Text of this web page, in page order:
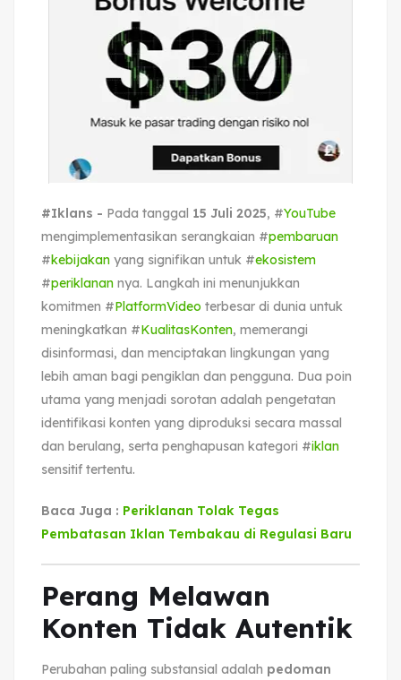
#Iklans - Pada tanggal 15 Juli 2025, #YouTube
mengimplementasikan serangkaian #pembaruan
#kebijakan yang signifikan untuk #ekosistem
#periklanan nya. Langkah ini menunjukkan
komitmen #PlatformVideo terbesar di dunia untuk
meningkatkan #KualitasKonten, memerangi
disinformasi, dan menciptakan lingkungan yang
lebih aman bagi pengiklan dan pengguna. Dua poin
utama yang menjadi sorotan adalah pengetatan
identifikasi konten yang diproduksi secara massal
dan berulang, serta penghapusan kategori #iklan
sensitif tertentu.
Baca Juga : Periklanan Tolak Tegas
Pembatasan Iklan Tembakau di Regulasi Baru
Perang Melawan
Konten Tidak Autentik
Perubahan paling substansial adalah pedoman